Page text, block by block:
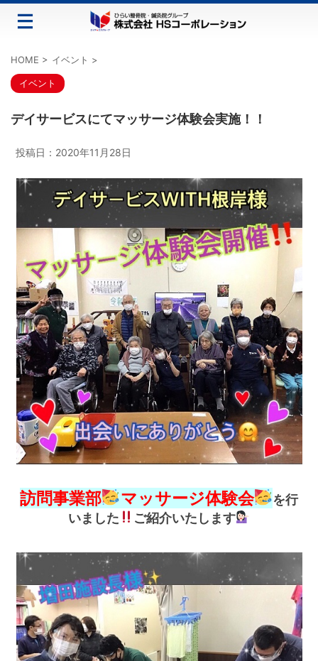
HOME > イベント >
イベント
デイサービスにてマッサージ体験会実施！！
投稿日： 2020年11月28日
訪問事業部 マッサージ体験会
を行
いました
ご紹介いたします